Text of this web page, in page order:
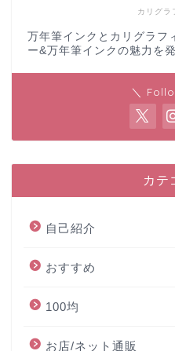
カリグラ
万年筆インクとカリグラフ
ー&万年筆インクの魅力を
＼
カテ
自己紹介
おすすめ
100均
お店/ネット通販